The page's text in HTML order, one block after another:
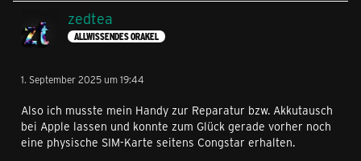
zedtea
ALLWISSENDES ORAKEL
1. September 2025 um 19:44
Also ich musste mein Handy zur Reparatur bzw. Akkutausch
bei Apple lassen und konnte zum Glück gerade vorher noch
eine physische SIM-Karte seitens Congstar erhalten.